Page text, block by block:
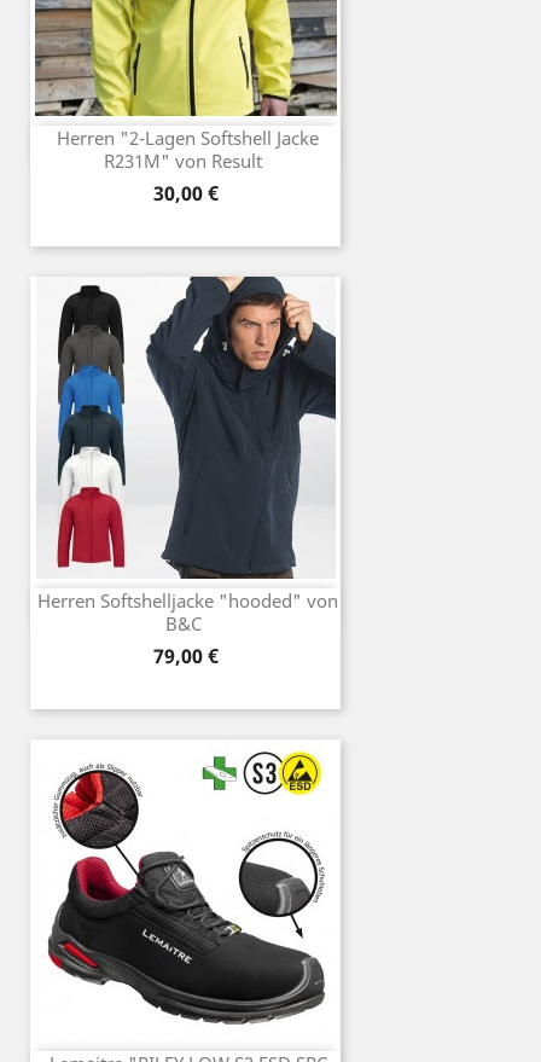
Herren "2-Lagen Softshell Jacke
R231M" von Result
Preis
30,00 €
Herren Softshelljacke "hooded" von
B&C
Preis
79,00 €